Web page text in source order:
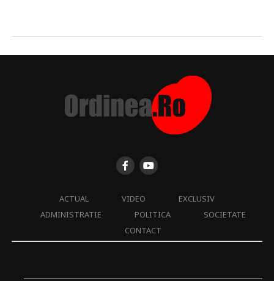
ACTUAL VIDEO
EXCLUSIV
ADMINISTRATIE
POLITICA
SOCIETATE
CONTACT